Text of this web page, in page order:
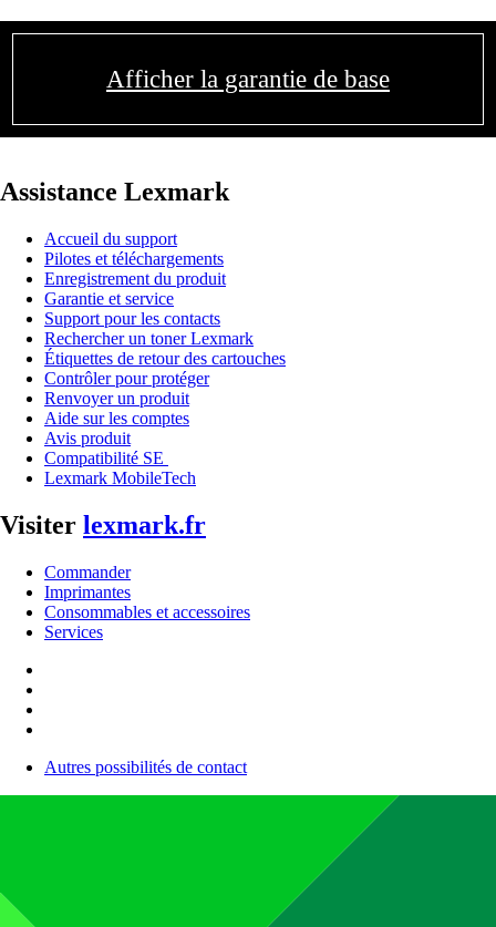
Afficher la garantie de base
Assistance Lexmark
Accueil du support
Pilotes et téléchargements
Enregistrement du produit
Garantie et service
Support pour les contacts
Rechercher un toner Lexmark
Étiquettes de retour des cartouches
Contrôler pour protéger
Renvoyer un produit
Aide sur les comptes
Avis produit
Compatibilité SE
Lexmark MobileTech
Visiter lexmark.fr
Commander
Imprimantes
Consommables et accessoires
Services
Autres possibilités de contact